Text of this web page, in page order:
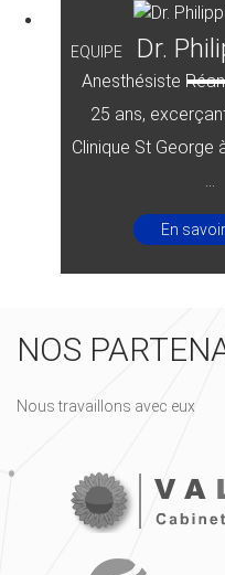
EQUIPE Dr.
Anesthésiste
25 ans,
Clinique St George
...
En
NOS
Nous travaillons avec eux